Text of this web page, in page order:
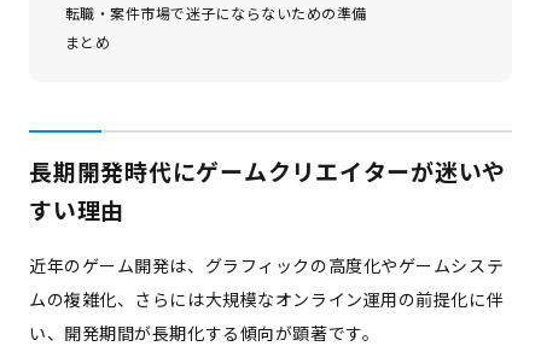
転職・案件市場で迷子にならないための準備
まとめ
長期開発時代にゲームクリエイターが迷いや
すい理由
近年のゲーム開発は、グラフィックの高度化やゲームシステ
ムの複雑化、さらには大規模なオンライン運用の前提化に伴
い、開発期間が長期化する傾向が顕著です。